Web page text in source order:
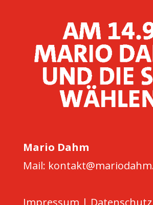
Mario Dahm
Mail:
Impressum | Datenschutz